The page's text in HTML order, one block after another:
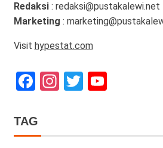
Redaksi: redaksi@pustakalewi.net
Marketing :
Visit hypestat.com
Facebook
Instagram
Twitter
TAG